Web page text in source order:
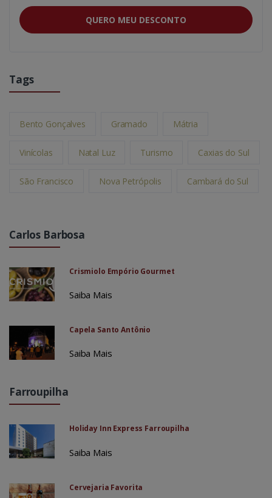
QUERO MEU DESCONTO
Tags
Bento Gonçalves Gramado Mátria
Vinícolas Natal Luz Turismo Caxias do Sul
São Francisco Nova Petrópolis Cambará do Sul
Carlos Barbosa
Crismiolo Empório Gourmet
Saiba Mais
Capela Santo Antônio
Saiba Mais
Farroupilha
Holiday Inn Express Farroupilha
Saiba Mais
Cervejaria Favorita